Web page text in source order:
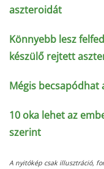
aszteroidát
Könnyebb lesz
készülő rejtett
Mégis becsapódhat
10 oka lehet az
szerint
A nyitókép csak illusztráció,